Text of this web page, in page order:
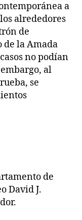
a
alrededores
de
de la Amada
no podían
al
se
de
David J.